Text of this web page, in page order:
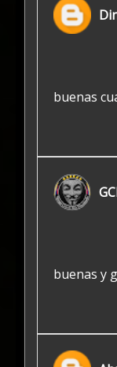
buenas
buenas y